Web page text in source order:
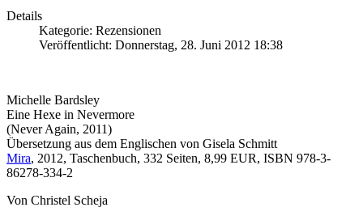
Details
Kategorie: Rezensionen
Veröffentlicht: Donnerstag, 28. Juni 2012 18:38
Michelle Bardsley
Eine Hexe in Nevermore
(Never Again, 2011)
Übersetzung aus dem Englischen von Gisela Schmitt
Mira, 2012, Taschenbuch, 332 Seiten, 8,99 EUR, ISBN 978-3-
86278-334-2
Von Christel Scheja